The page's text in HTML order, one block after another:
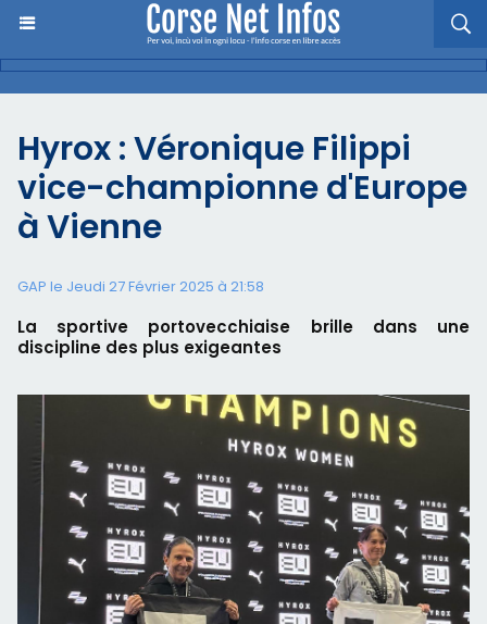
Hyrox : Véronique Filippi
vice-championne d'Europe
à Vienne
GAP le Jeudi 27 Février 2025 à 21:58
La sportive portovecchiaise brille dans une
discipline des plus exigeantes